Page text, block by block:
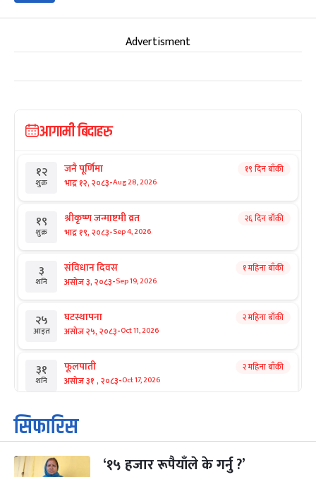
Advertisment
आगामी बिदाहरु
१२
शुक्र
जनै पूर्णिमा
भाद्र १२, २०८३-Aug 28, 2026
१९ दिन बाँकी
१९
शुक्र
श्रीकृष्ण जन्माष्टमी व्रत
भाद्र १९, २०८३-Sep 4, 2026
२६ दिन बाँकी
३
शनि
संविधान दिवस
असोज ३, २०८३-Sep 19, 2026
१ महिना बाँकी
२५
आइत
घटस्थापना
असोज २५, २०८३-Oct 11, 2026
२ महिना बाँकी
३१
शनि
फूलपाती
असोज ३१ , २०८३-Oct 17, 2026
२ महिना बाँकी
१
आइत
कार्तिक सङ्क्रान्ति
कार्तिक १, २०८३
३ २ महिना बाँकी
सिफारिस
‘१५ हजार रूपैयाँले के गर्नु ?’